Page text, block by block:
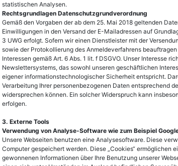
statistischen Analysen.
Rechtsgrundlagen Datenschutzgrundverordnung
Gemäß den Vorgaben der ab dem 25. Mai 2018 geltenden
Einwilligungen in den Versand der E-Mailadressen auf
3 UWG erfolgt. Sofern wir einen Dienstleister mit der
sowie der Protokollierung des Anmeldeverfahrens
Interessen gemäß Art. 6 Abs. 1 lit. f DSGVO. Unser Interesse
Newslettersystems, das sowohl unseren geschäftlichen
eigener informationstechnologischer Sicherheit entspricht.
Verarbeitung Ihrer personenbezogenen Daten entsprechend
widersprechen können. Ein solcher Widerspruch kann
erfolgen.
3. Externe Tools
Verwendung von Analyse-Software wie zum Beispiel
Unsere Webseiten benutzen eine Analysesoftware. Diese
Computer gespeichert werden. Diese „Cookies“ ermöglichen
gewonnenen Informationen über Ihre Benutzung unserer